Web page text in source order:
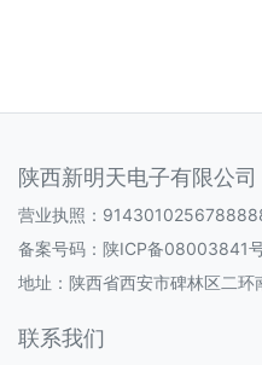
陕西新明天电子有限公司
营业执照：
备案号码： 陕ICP备08003841
地址：陕西省西安市碑林区二
联系我们